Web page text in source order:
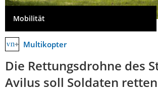
Mobilität
Multikopter
Die Rettungsdrohne des
Avilus soll Soldaten retten